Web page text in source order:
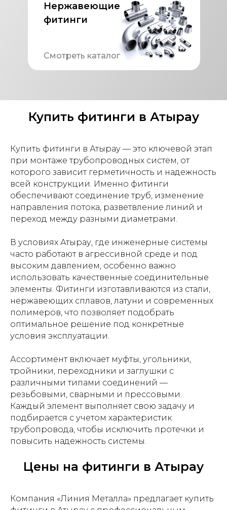
Нержавеющие
фитинги
Смотреть каталог
Купить фитинги в Атырау
Купить фитинги в Атырау — это ключевой этап
при монтаже трубопроводных систем, от
которого зависит герметичность и надежность
всей конструкции. Именно фитинги
обеспечивают соединение труб, изменение
направления потока, разветвление линий и
переход между разными диаметрами.
В условиях Атырау, где инженерные системы
часто работают в агрессивной среде и под
высоким давлением, особенно важно
использовать качественные соединительные
элементы. Фитинги изготавливаются из стали,
нержавеющих сплавов, латуни и современных
полимеров, что позволяет подобрать
оптимальное решение под конкретные
условия эксплуатации.
Ассортимент включает муфты, угольники,
тройники, переходники и заглушки с
различными типами соединений —
резьбовыми, сварными и прессовыми.
Каждый элемент выполняет свою задачу и
подбирается с учетом характеристик
трубопровода, чтобы исключить протечки и
повысить надежность системы.
Цены на фитинги в Атырау
Компания «Линия Металла» предлагает купить